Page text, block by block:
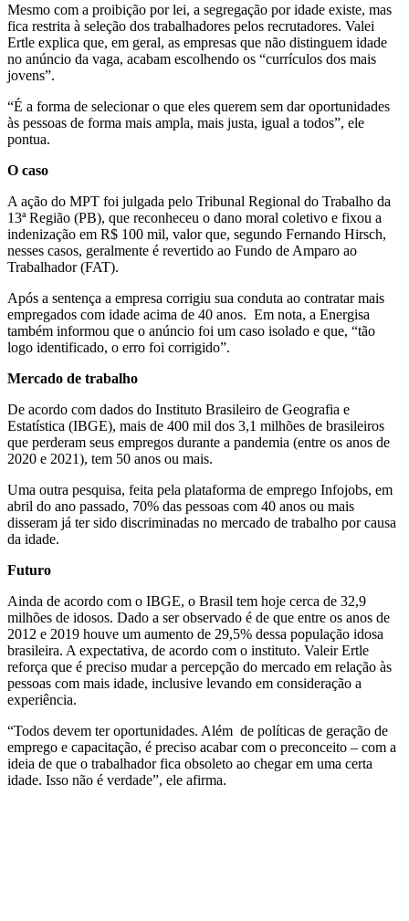
Mesmo com a proibição por lei, a segregação por idade existe, mas
fica restrita à seleção dos trabalhadores pelos recrutadores. Valei
Ertle explica que, em geral, as empresas que não distinguem idade
no anúncio da vaga, acabam escolhendo os “currículos dos mais
jovens”.
“É a forma de selecionar o que eles querem sem dar oportunidades
às pessoas de forma mais ampla, mais justa, igual a todos”, ele
pontua.
O caso
A ação do MPT foi julgada pelo Tribunal Regional do Trabalho da
13ª Região (PB), que reconheceu o dano moral coletivo e fixou a
indenização em R$ 100 mil, valor que, segundo Fernando Hirsch,
nesses casos, geralmente é revertido ao Fundo de Amparo ao
Trabalhador (FAT).
Após a sentença a empresa corrigiu sua conduta ao contratar mais
empregados com idade acima de 40 anos. Em nota, a Energisa
também informou que o anúncio foi um caso isolado e que, “tão
logo identificado, o erro foi corrigido”.
Mercado de trabalho
De acordo com dados do Instituto Brasileiro de Geografia e
Estatística (IBGE), mais de 400 mil dos 3,1 milhões de brasileiros
que perderam seus empregos durante a pandemia (entre os anos de
2020 e 2021), tem 50 anos ou mais.
Uma outra pesquisa, feita pela plataforma de emprego Infojobs, em
abril do ano passado, 70% das pessoas com 40 anos ou mais
disseram já ter sido discriminadas no mercado de trabalho por causa
da idade.
Futuro
Ainda de acordo com o IBGE, o Brasil tem hoje cerca de 32,9
milhões de idosos. Dado a ser observado é de que entre os anos de
2012 e 2019 houve um aumento de 29,5% dessa população idosa
brasileira. A expectativa, de acordo com o instituto. Valeir Ertle
reforça que é preciso mudar a percepção do mercado em relação às
pessoas com mais idade, inclusive levando em consideração a
experiência.
“Todos devem ter oportunidades. Além de políticas de geração de
emprego e capacitação, é preciso acabar com o preconceito – com a
ideia de que o trabalhador fica obsoleto ao chegar em uma certa
idade. Isso não é verdade”, ele afirma.